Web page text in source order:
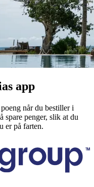
app
når du bestiller i
spare penger, slik at du
er på farten.